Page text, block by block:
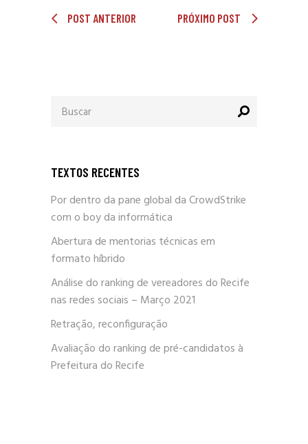
POST ANTERIOR PRÓXIMO POST
por:
TEXTOS RECENTES
Por dentro da pane global da CrowdStrike
com o boy da informática
Abertura de mentorias técnicas em
formato híbrido
Análise do ranking de vereadores do Recife
nas redes sociais – Março 2021
Retração, reconfiguração
Avaliação do ranking de pré-candidatos à
Prefeitura do Recife